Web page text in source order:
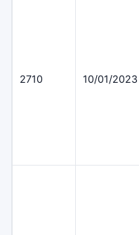
2710 10/01/2023